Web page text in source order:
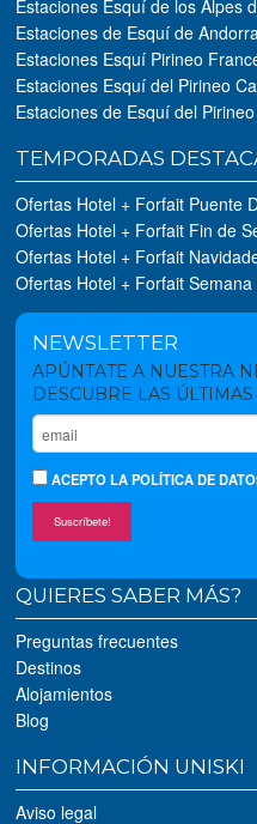
Estaciones Esquí de los Alpes
Estaciones de Esquí de
Estaciones Esquí Pirineo
Estaciones Esquí del Pirineo
Estaciones de Esquí del
TEMPORADAS
Ofertas Hotel + Forfait Puente
Ofertas Hotel + Forfait Fin de
Ofertas Hotel + Forfait
Ofertas Hotel + Forfait Semana
NEWSLETTER
APÚNTATE A NUESTRA
DESCUBRE LAS ÚLTIMAS
ACEPTOLA POLÍTICA DE
Suscríbete!
QUIERES SABER MÁS?
Preguntas frecuentes
Destinos
Alojamientos
Blog
INFORMACIÓN UNISKI
Aviso legal